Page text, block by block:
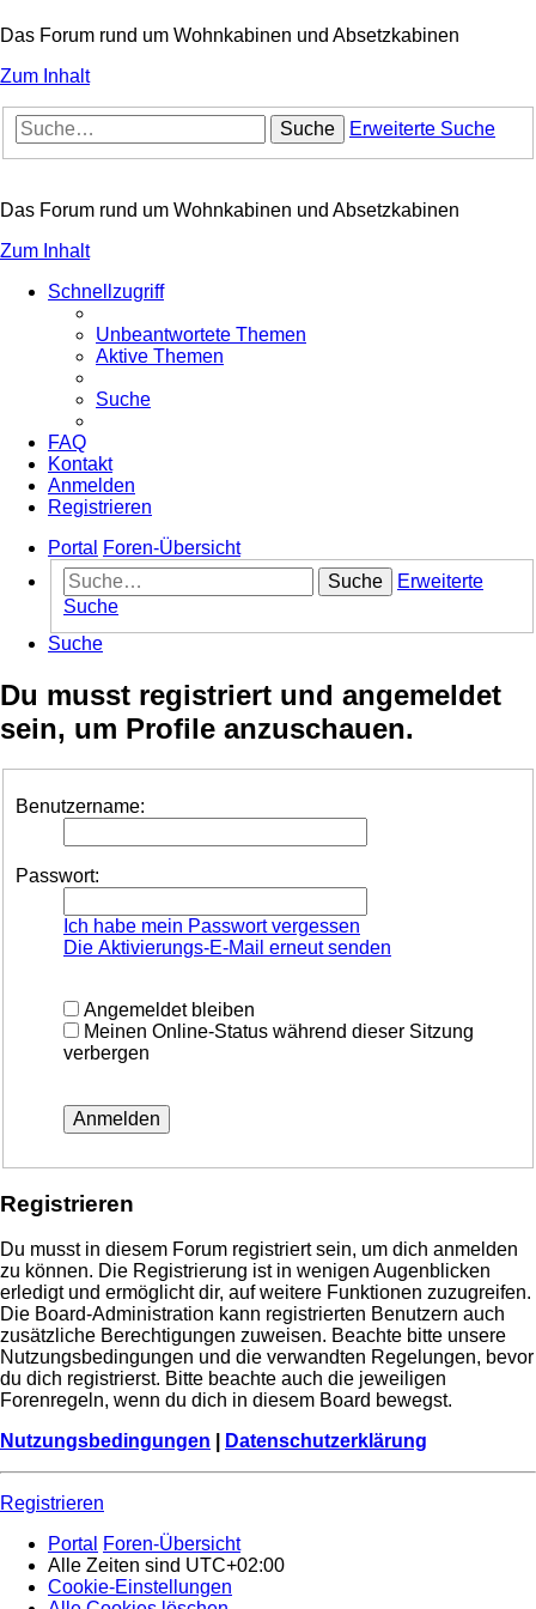
Das Forum rund um Wohnkabinen und Absetzkabinen
Zum Inhalt
Suche Erweiterte Suche
Das Forum rund um Wohnkabinen und Absetzkabinen
Zum Inhalt
Schnellzugriff
Unbeantwortete Themen
Aktive Themen
Suche
FAQ
Kontakt
Anmelden
Registrieren
Portal
Foren-Übersicht
Suche
Erweiterte
Suche
Suche
Du musst registriert und angemeldet
sein, um Profile anzuschauen.
Benutzername:
Passwort:
Ich habe mein Passwort vergessen
Die Aktivierungs-E-Mail erneut senden
Angemeldet bleiben
Meinen Online-Status während dieser Sitzung
verbergen
Registrieren
Du musst in diesem Forum registriert sein, um dich anmelden
zu können. Die Registrierung ist in wenigen Augenblicken
erledigt und ermöglicht dir, auf weitere Funktionen zuzugreifen.
Die Board-Administration kann registrierten Benutzern auch
zusätzliche Berechtigungen zuweisen. Beachte bitte unsere
Nutzungsbedingungen und die verwandten Regelungen, bevor
du dich registrierst. Bitte beachte auch die jeweiligen
Forenregeln, wenn du dich in diesem Board bewegst.
Nutzungsbedingungen
Datenschutzerklärung
Registrieren
Portal Foren-Übersicht
Alle Zeiten sind UTC+02:00
Cookie-Einstellungen